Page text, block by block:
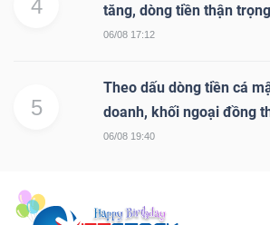
4
tăng, dòng tiền thận
06/08 17:12
5
Theo dấu dòng tiền cá
doanh, khối ngoại đồng
06/08 19:40